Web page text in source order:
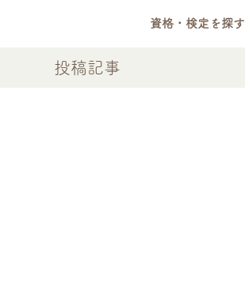
資格・検定を探す
投稿記事